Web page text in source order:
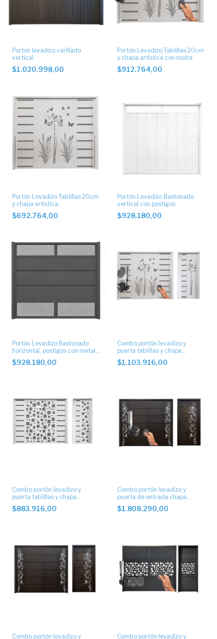
Porton levadizo varillado
vertical.
$1.020.998,00
Portón Levadizo Tablillas 20cm
y chapa artística con motor
$912.764,00
Portón Levadizo Tablillas 20cm
y chapa artística.
$692.764,00
Portón Levadizo Bastonado
vertical con postigos
$928.180,00
Portón Levadizo Bastonado
horizontal, postigos con metal
desplegado.
$928.180,00
Combo portón levadizo y
puerta tablillas y chapa
artistica con motor.
$1.103.916,00
Combo portón levadizo y
puerta tablillas y chapa
artistica
$883.916,00
Combo portón levadizo y
puerta de entrada chapa
artística automático
$1.808.290,00
Combo portón levadizo y Combo portón levadizo y